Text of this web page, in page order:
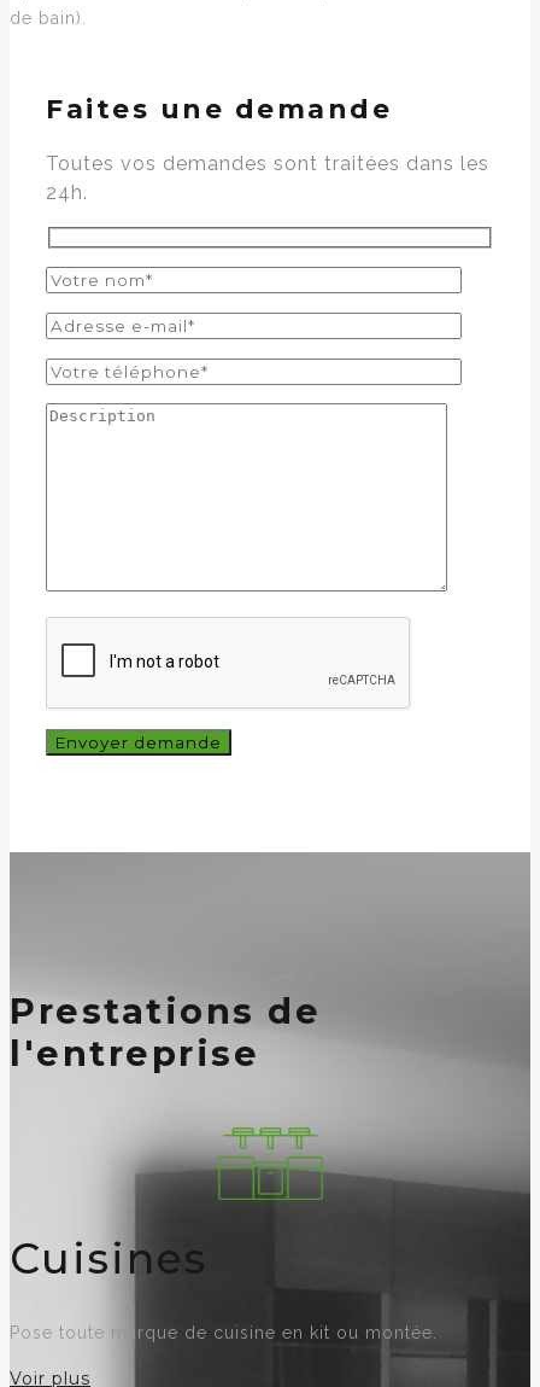
de bain).
Faites une demande
Toutes vos demandes sont traitées dans les
24h.
Prestations de
l'entreprise
Cuisines
Pose toute marque de cuisine en kit ou montée.
Voir plus